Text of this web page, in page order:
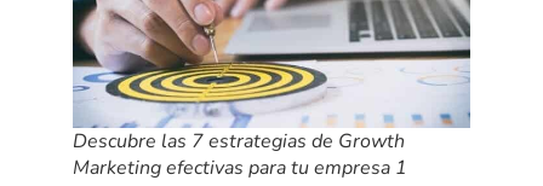
Descubre las 7 estrategias de Growth
Marketing efectivas para tu empresa 1